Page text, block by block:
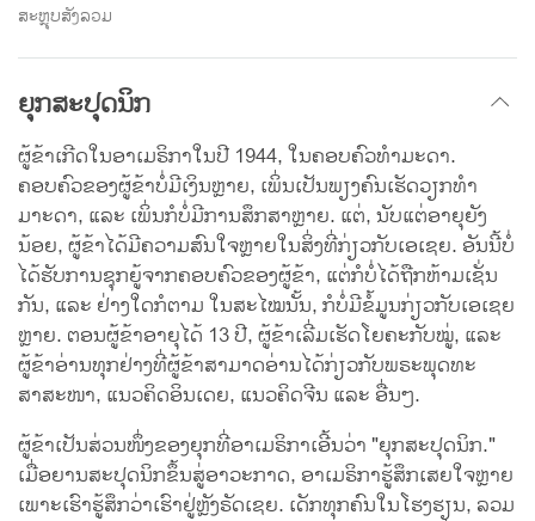
ສະຫຼຸບສັງລວມ
ຍຸກສະປຸດນິກ
ຜູ້ຂ້າເກີດໃນອາເມຣິກາໃນປີ 1944, ໃນຄອບຄົວທໍາມະດາ.
ຄອບຄົວຂອງຜູ້ຂ້າບໍ່ມີເງິນຫຼາຍ, ເພິ່ນເປັນພຽງຄົນເຮັດວຽກທຳ
ມາະດາ, ແລະ ເພິ່ນກໍບໍ່ມີການສຶກສາຫຼາຍ. ແຕ່, ນັບແຕ່ອາຍຸຍັງ
ນ້ອຍ, ຜູ້ຂ້າໄດ້ມີຄວາມສົນໃຈຫຼາຍໃນສິ່ງທີ່ກ່ຽວກັບເອເຊຍ. ອັນນີ້ບໍ່
ໄດ້ຮັບການຊຸກຍູ້ຈາກຄອບຄົວຂອງຜູ້ຂ້າ, ແຕ່ກໍບໍ່ໄດ້ຖືກຫ້າມເຊັ່ນ
ກັນ, ແລະ ຢ່າງໃດກໍຕາມ ໃນສະໄໝນັ້ນ, ກໍບໍ່ມີຂໍ້ມູນກ່ຽວກັບເອເຊຍ
ຫຼາຍ. ຕອນຜູ້ຂ້າອາຍຸໄດ້ 13 ປີ, ຜູ້ຂ້າເລີ່ມເຮັດໂຍຄະກັບໝູ່, ແລະ
ຜູ້ຂ້າອ່ານທຸກຢ່າງທີ່ຜູ້ຂ້າສາມາດອ່ານໄດ້ກ່ຽວກັບພຣະພຸດທະ
ສາສະໜາ, ແນວຄິດອິນເດຍ, ແນວຄິດຈີນ ແລະ ອື່ນໆ.
ຜູ້ຂ້າເປັນສ່ວນໜຶ່ງຂອງຍຸກທີ່ອາເມຣິກາເອີ້ນວ່າ "ຍຸກສະປຸດນິກ."
ເມື່ອຍານສະປຸດນິກຂຶ້ນສູ່ອາວະກາດ, ອາເມຣິກາຮູ້ສຶກເສຍໃຈຫຼາຍ
ເພາະເຮົາຮູ້ສຶກວ່າເຮົາຢູ່ຫຼັງຣັດເຊຍ. ເດັກທຸກຄົນໃນໂຮງຮຽນ, ລວມ